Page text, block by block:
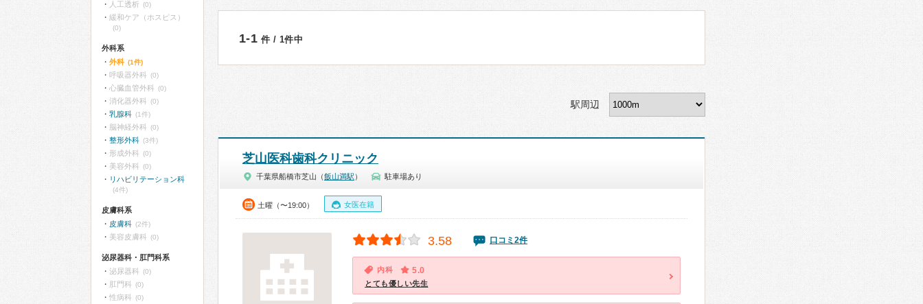
1-1 件 / 1件中
駅周辺
芝山医科歯科クリニック
千葉県船橋市芝山（飯山満駅 ） 駐車場あり
土曜（〜19:00） 女医在籍
3.58 口コミ2件
内科 5.0
とても優しい先生
人工透析 (0)
緩和ケア（ホスピス）
(0)
外科系
外科 (1件)
呼吸器外科 (0)
心臓血管外科 (0)
消化器外科 (0)
乳腺科 (1件)
脳神経外科 (0)
整形外科 (3件)
形成外科 (0)
美容外科 (0)
リハビリテーション科
(4件)
皮膚科系
皮膚科 (2件)
美容皮膚科 (0)
泌尿器科・肛門科系
泌尿器科 (0)
肛門科 (0)
性病科 (0)